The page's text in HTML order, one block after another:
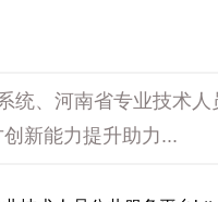
统、河南省专业技术人
新能力提升助力...